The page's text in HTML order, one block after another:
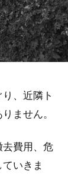
、近隣ト
ません。
去費用、危
いきま